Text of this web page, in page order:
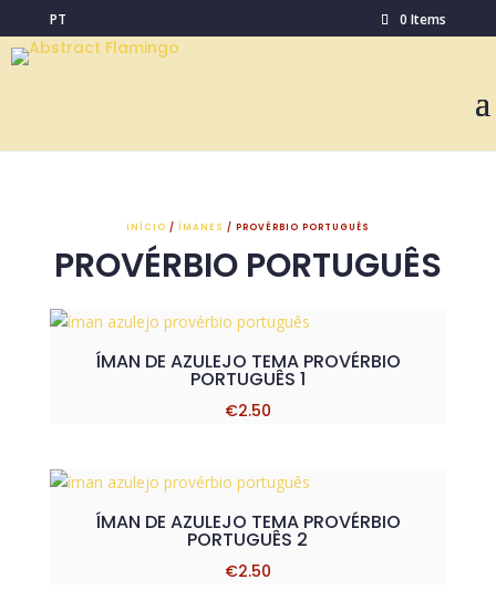
PT 0 Items
INÍCIO / ÍMANES / PROVÉRBIO PORTUGUÊS
PROVÉRBIO PORTUGUÊS
ÍMAN DE AZULEJO TEMA PROVÉRBIO
PORTUGUÊS 1
€2.50
ÍMAN DE AZULEJO TEMA PROVÉRBIO
PORTUGUÊS 2
€2.50